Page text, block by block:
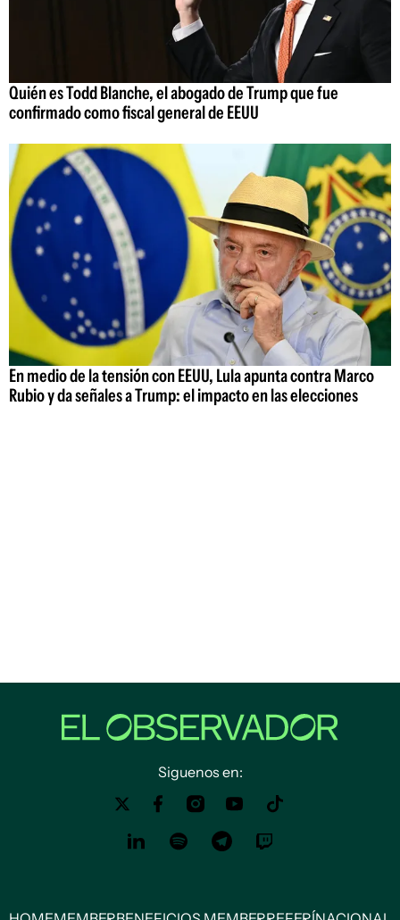
Quién es Todd Blanche, el abogado de Trump que fue
confirmado como fiscal general de EEUU
En medio de la tensión con EEUU, Lula apunta contra Marco
Rubio y da señales a Trump: el impacto en las elecciones
Siguenos en: